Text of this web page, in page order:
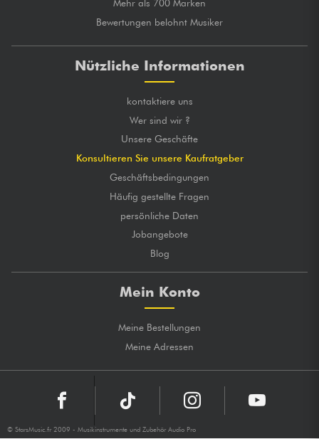
Mehr als 700 Marken
Bewertungen belohnt Musiker
Nützliche Informationen
kontaktiere uns
Wer sind wir ?
Unsere Geschäfte
Konsultieren Sie unsere Kaufratgeber
Geschäftsbedingungen
Häufig gestellte Fragen
persönliche Daten
Jobangebote
Blog
Mein Konto
Meine Bestellungen
Meine Adressen
© StarsMusic.fr 2009 - Musikinstrumente und Zubehör Audio Pro